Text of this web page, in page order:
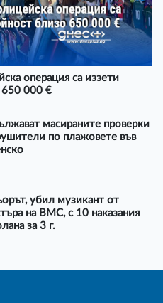
операция са иззети
650 000 €
масираните проверки
по плажовете във
убил музикант от
на ВМС, с 10 наказания
за 3 г.